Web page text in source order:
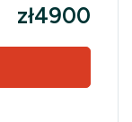
zł4900